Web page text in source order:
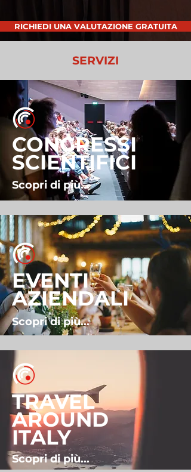
RICHIEDI UNA VALUTAZIONE GRATUITA
SERVIZI
CONGRESSI
SCIENTIFICI
Scopri di più...
EVENTI
AZIENDALI
Scopri di più...
TRAVEL
AROUND
ITALY
Scopri di più...